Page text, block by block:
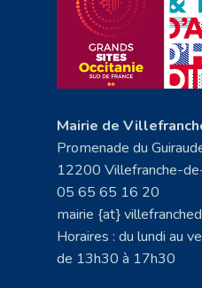
Mairie de
Promenade du
12200 Villefranche-
05 65 65 16 20
mairie {at}
Horaires : du lundi au
de 13h30 à 17h30